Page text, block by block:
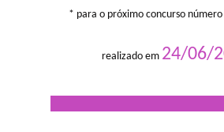
* para o próximo concurso número
realizado em 24/06/